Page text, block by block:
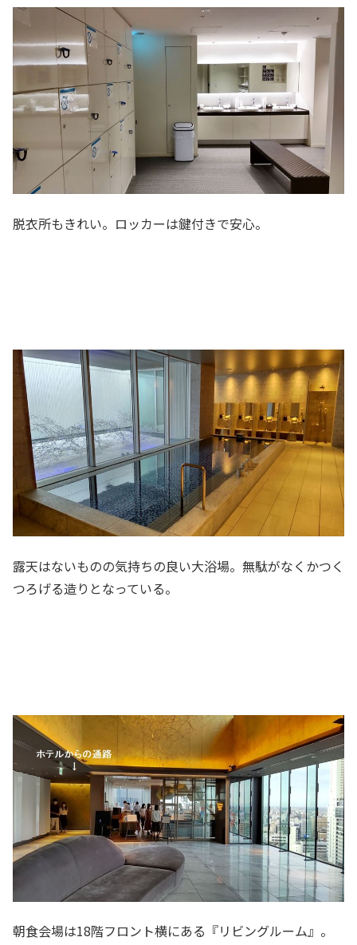
脱衣所もきれい。ロッカーは鍵付きで安心。
露天はないものの気持ちの良い大浴場。無駄がなくかつく
つろげる造りとなっている。
朝食会場は18階フロント横にある『リビングルーム』。